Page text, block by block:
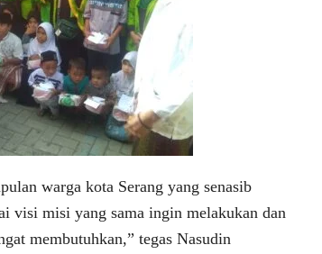
warga kota Serang yang senasib
visi misi yang sama ingin melakukan dan
membutuhkan,” tegas Nasudin